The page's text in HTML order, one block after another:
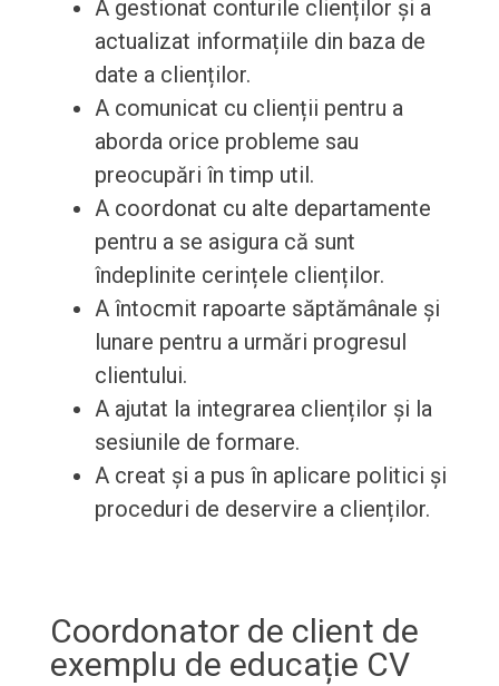
A gestionat conturile clienților și a
actualizat informațiile din baza de
date a clienților.
A comunicat cu clienții pentru a
aborda orice probleme sau
preocupări în timp util.
A coordonat cu alte departamente
pentru a se asigura că sunt
îndeplinite cerințele clienților.
A întocmit rapoarte săptămânale și
lunare pentru a urmări progresul
clientului.
A ajutat la integrarea clienților și la
sesiunile de formare.
A creat și a pus în aplicare politici și
proceduri de deservire a clienților.
Coordonator de client de
exemplu de educație CV